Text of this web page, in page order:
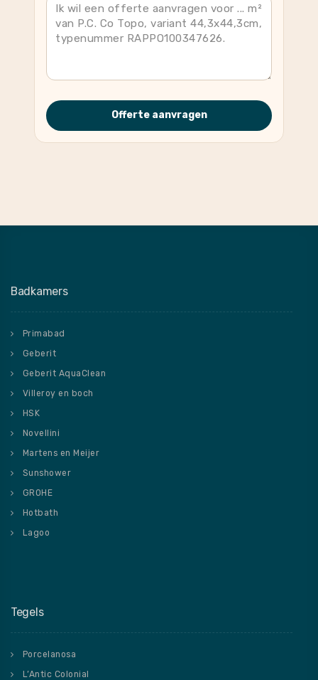
Offerte aanvragen
Badkamers
Primabad
Geberit
Geberit AquaClean
Villeroy en boch
HSK
Novellini
Martens en Meijer
Sunshower
GROHE
Hotbath
Lagoo
Tegels
Porcelanosa
L’Antic Colonial